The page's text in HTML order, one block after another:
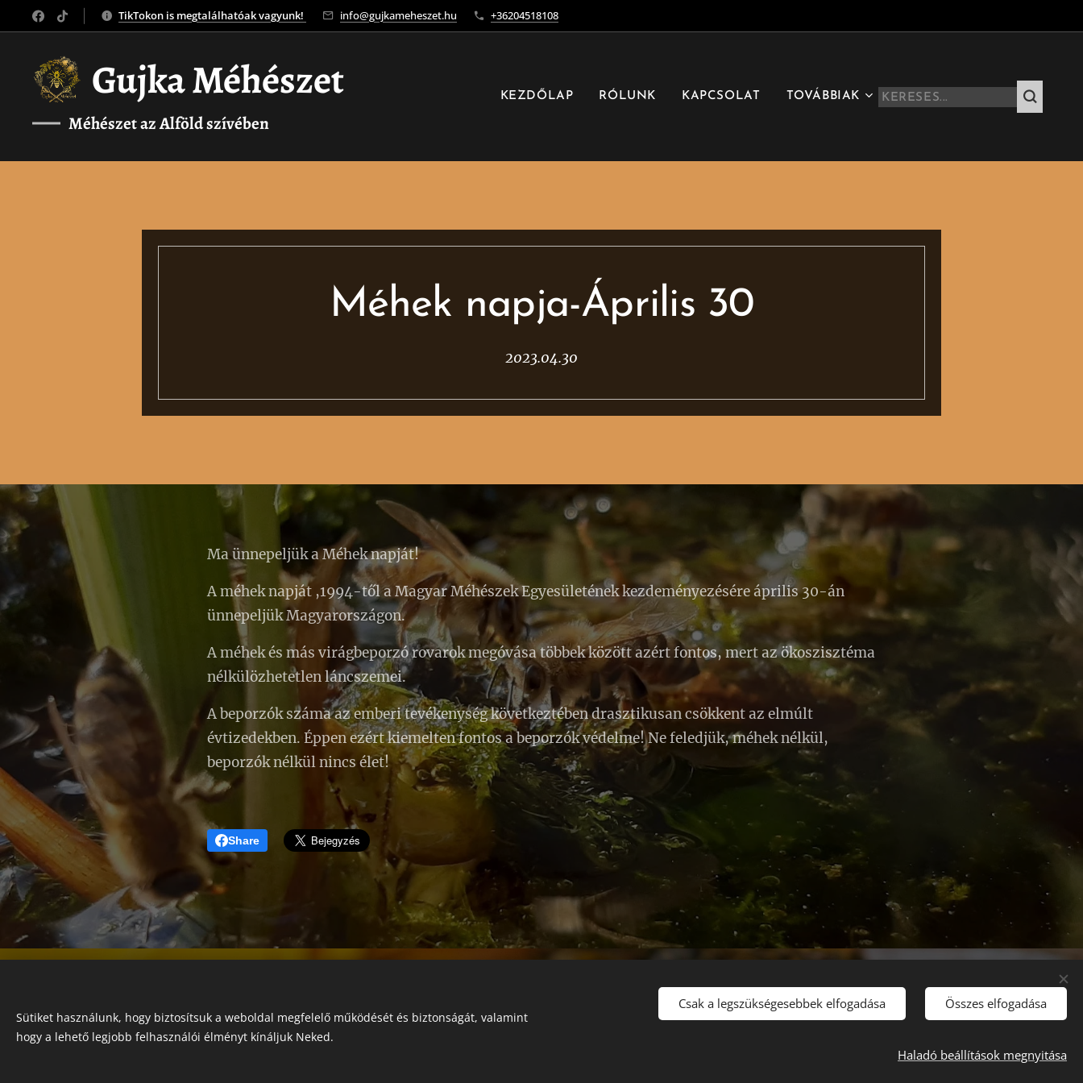
TikTokon is megtalálhatóak vagyunk! info@gujkameheszet.hu +36204518108
Gujka Méhészet
Méhészet az Alföld szívében
KEZDŐLAP RÓLUNK KAPCSOLAT TOVÁBBIAK
Méhek napja-Április 30
2023.04.30
Ma ünnepeljük a Méhek napját!
A méhek napját ,1994-től a Magyar Méhészek Egyesületének kezdeményezésére április 30-án
ünnepeljük Magyarországon.
A méhek és más virágbeporzó rovarok megóvása többek között azért fontos, mert az ökoszisztéma
nélkülözhetetlen láncszemei.
A beporzók száma az emberi tevékenység következtében drasztikusan csökkent az elmúlt
évtizedekben. Éppen ezért kiemelten fontos a beporzók védelme! Ne feledjük, méhek nélkül,
beporzók nélkül nincs élet!
Share
5008 Szolnok Krúdy Gyula út 3/a
Sütiket használunk, hogy biztosítsuk a weboldal megfelelő működését és biztonságát, valamint
hogy a lehető legjobb felhasználói élményt kínáljuk Neked.
Csak a legszükségesebbek elfogadása Összes elfogadása
Haladó beállítások megnyitása